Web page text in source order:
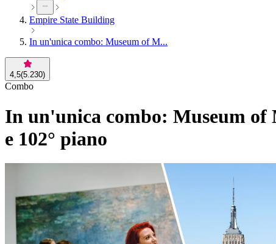
Empire State Building
In un'unica combo: Museum of M...
4,5(5.230)
Combo
In un'unica combo: Museum
e 102° piano